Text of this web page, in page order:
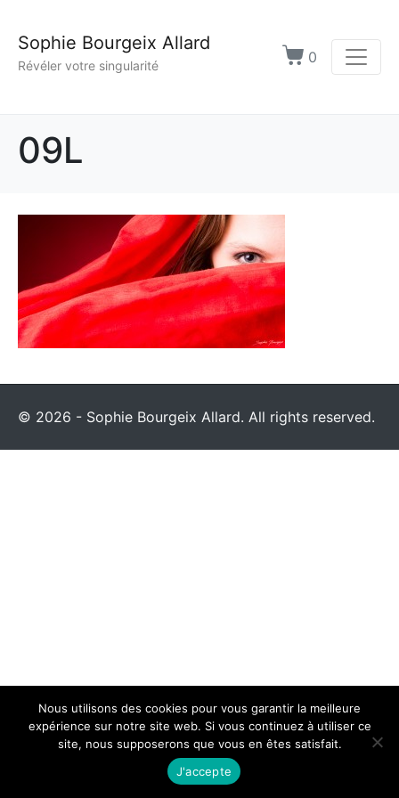
Sophie Bourgeix Allard
Révéler votre singularité 0
09L
© 2026 - Sophie Bourgeix Allard. All rights reserved.
Nous utilisons des cookies pour vous garantir la meilleure
expérience sur notre site web. Si vous continuez à utiliser ce
site, nous supposerons que vous en êtes satisfait.
J'accepte